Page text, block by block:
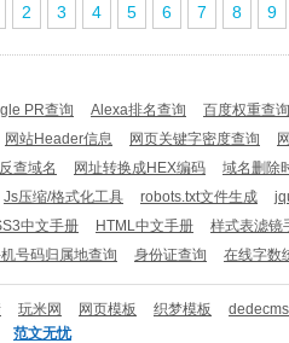
2 3 4 5 6 7 8 9
PR查询 Alexa排名查询
百度权重查询
网站Header信息 网页关键字密度查询
反查域名 网址转换成HEX编码
域名删除
Js压缩/格式化工具 robots.txt文件生成
中文手册 HTML中文手册
样式表滤镜
号码归属地查询 身份证查询 在线字数
玩米网 网页模板 织梦模板
范文无忧